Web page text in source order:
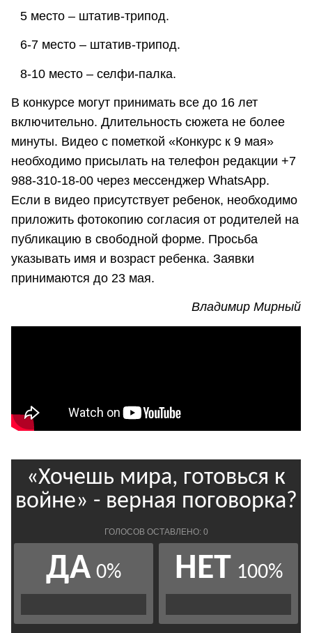
⠀5 место – штатив-трипод.
⠀6-7 место – штатив-трипод.
⠀8-10 место – cелфи-палка.
В конкурсе могут принимать все до 16 лет
включительно. Длительность сюжета не более
минуты. Видео с пометкой «Конкурс к 9 мая»
необходимо присылать на телефон редакции +7
988-310-18-00 через мессенджер WhatsApp.
Если в видео присутствует ребенок, необходимо
приложить фотокопию согласия от родителей на
публикацию в свободной форме. Просьба
указывать имя и возраст ребенка. Заявки
принимаются до 23 мая.
Владимир Мирный